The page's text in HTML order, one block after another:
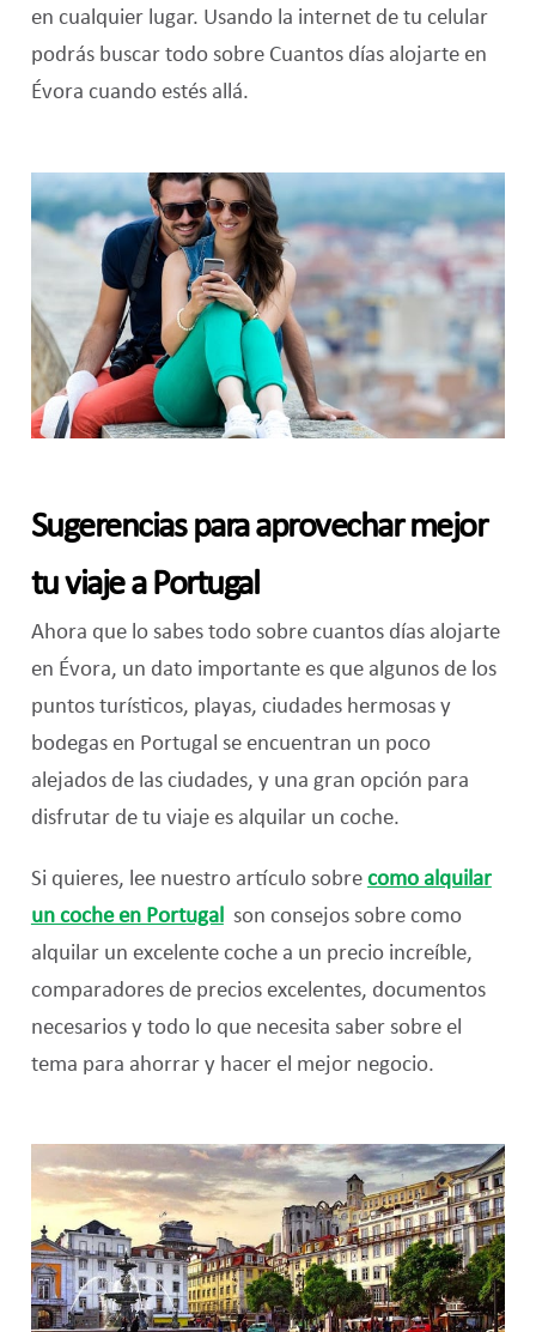
en cualquier lugar. Usando la internet de tu celular
podrás buscar todo sobre Cuantos días alojarte en
Évora cuando estés allá.
Sugerencias para aprovechar mejor
tu viaje a Portugal
Ahora que lo sabes todo sobre cuantos días alojarte
en Évora, un dato importante es que algunos de los
puntos turísticos, playas, ciudades hermosas y
bodegas en Portugal se encuentran un poco
alejados de las ciudades, y una gran opción para
disfrutar de tu viaje es alquilar un coche.
Si quieres, lee nuestro artículo sobre como alquilar
un coche en Portugalson consejos sobre como
alquilar un excelente coche a un precio increíble,
comparadores de precios excelentes, documentos
necesarios y todo lo que necesita saber sobre el
tema para ahorrar y hacer el mejor negocio.